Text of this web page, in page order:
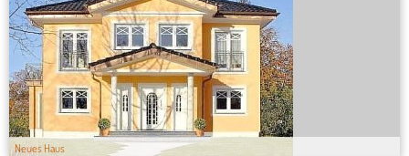
Neues Haus